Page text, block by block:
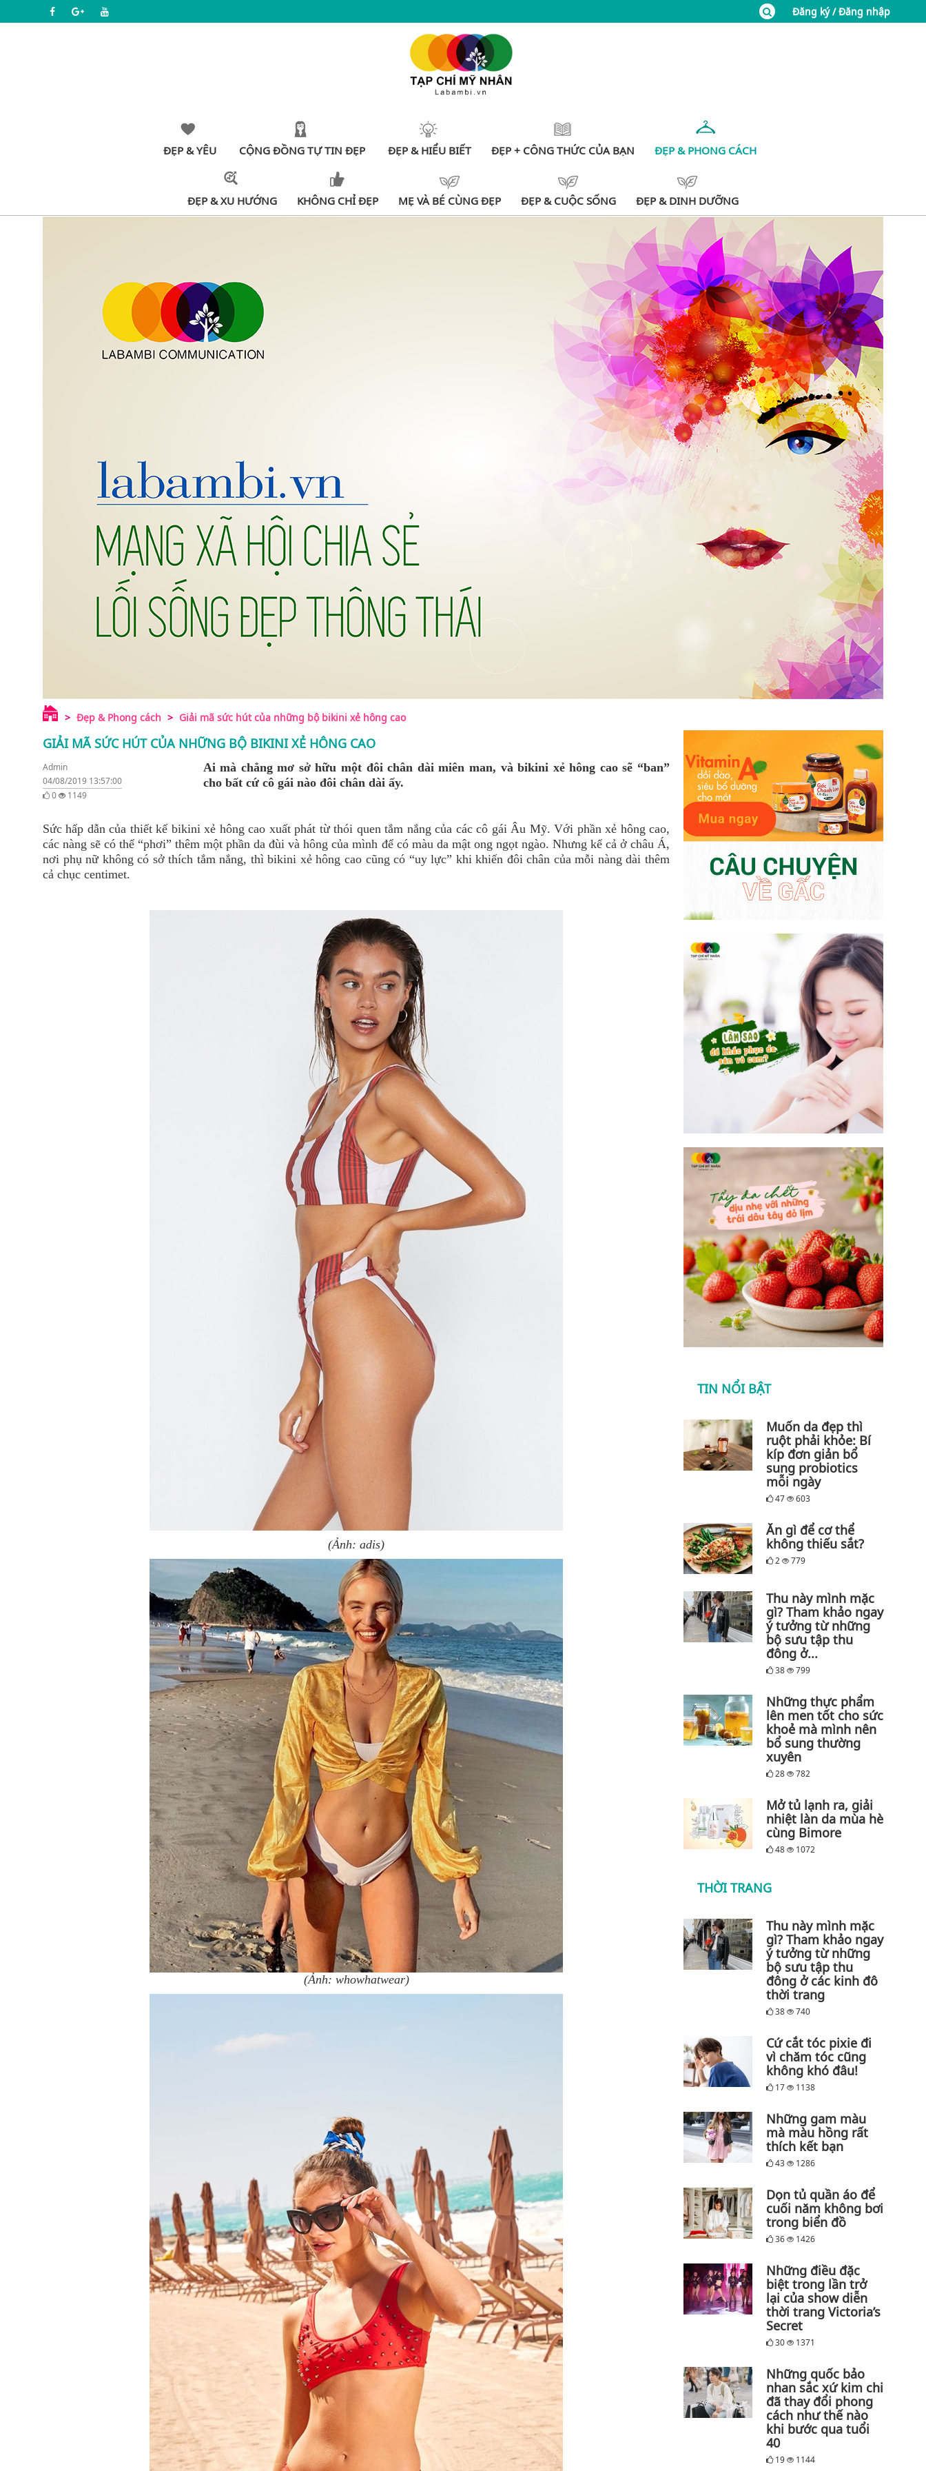
Đăng ký / Đăng nhập
ĐẸP & YÊU CỘNG ĐỒNG TỰ TIN ĐẸP ĐẸP & HIỂU BIẾT ĐẸP + CÔNG THỨC CỦA BẠN ĐẸP & PHONG CÁCH
ĐẸP & XU HƯỚNG KHÔNG CHỈ ĐẸP MẸ VÀ BÉ CÙNG ĐẸP ĐẸP & CUỘC SỐNG ĐẸP & DINH DƯỠNG
Đẹp & Phong cách Giải mã sức hút của những bộ bikini xẻ hông cao
GIẢI MÃ SỨC HÚT CỦA NHỮNG BỘ BIKINI XẺ HÔNG CAO
Admin
04/08/2019 13:57:00
0
1149
Ai mà chẳng mơ sở hữu một đôi chân dài miên man, và bikini xẻ hông cao sẽ “ban”
cho bất cứ cô gái nào đôi chân dài ấy.
Sức hấp dẫn của thiết kế bikini xẻ hông cao xuất phát từ thói quen tắm nắng của các cô gái Âu Mỹ. Với phần xẻ hông cao,
các nàng sẽ có thể “phơi” thêm một phần da đùi và hông của mình để có màu da mật ong ngọt ngào. Nhưng kể cả ở châu Á,
nơi phụ nữ không có sở thích tắm nắng, thì bikini xẻ hông cao cũng có “uy lực” khi khiến đôi chân của mỗi nàng dài thêm
cả chục centimet.
(Ảnh: adis)
(Ảnh: whowhatwear)
TIN NỔI BẬT
Muốn da đẹp thì
ruột phải khỏe: Bí
kíp đơn giản bổ
sung probiotics
mỗi ngày
47 603
Ăn gì để cơ thể
không thiếu sắt?
2 779
Thu này mình mặc
gì? Tham khảo ngay
ý tưởng từ những
bộ sưu tập thu
đông ở...
38 799
Những thực phẩm
lên men tốt cho sức
khoẻ mà mình nên
bổ sung thường
xuyên
28 782
Mở tủ lạnh ra, giải
nhiệt làn da mùa hè
cùng Bimore
48 1072
THỜI TRANG
Thu này mình mặc
gì? Tham khảo ngay
ý tưởng từ những
bộ sưu tập thu
đông ở các kinh đô
thời trang
38 740
Cứ cắt tóc pixie đi
vì chăm tóc cũng
không khó đâu!
17 1138
Những gam màu
mà màu hồng rất
thích kết bạn
43 1286
Dọn tủ quần áo để
cuối năm không bơi
trong biển đồ
36 1426
Những điều đặc
biệt trong lần trở
lại của show diễn
thời trang Victoria’s
Secret
30 1371
Những quốc bảo
nhan sắc xứ kim chi
đã thay đổi phong
cách như thế nào
khi bước qua tuổi
40
19 1144